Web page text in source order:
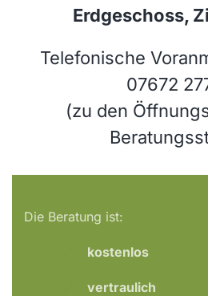
Erdgeschoss,
Telefonische
07672
(zu den
Die Beratung ist:
kostenlos
vertraulich